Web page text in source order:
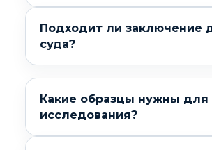
Подходит ли заключение
суда?
Какие образцы нужны для
исследования?